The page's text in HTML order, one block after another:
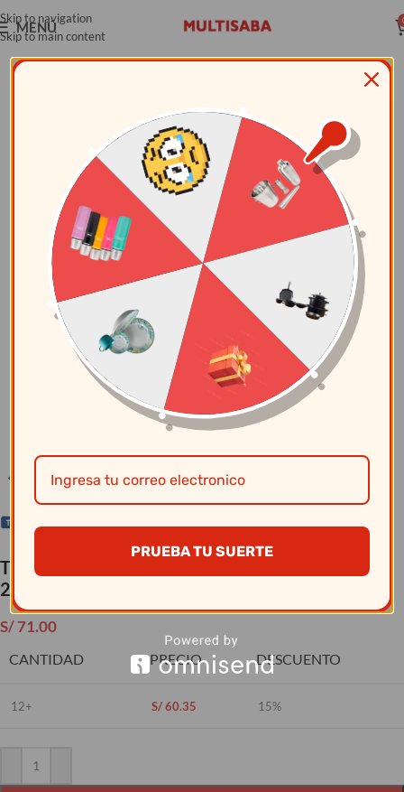
Skip to navigation
Skip to main content
MENÚ
Tramontina – Cuchillo Carnicero 10″M/Azul
24621/010
S/71.00
CANTIDAD PRECIO DESCUENTO
12+ S/60.35 15%
PRUEBA TU SUERTE